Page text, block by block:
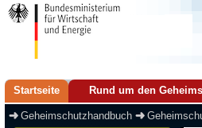
Startseite Rund um den
Geheimschutzhandbuch